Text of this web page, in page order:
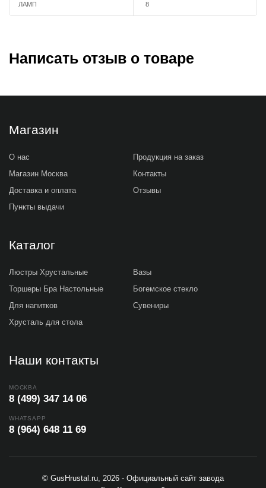
ЛАМП 8
Написать отзыв о товаре
Магазин
О нас
Магазин Москва
Доставка и оплата
Пункты выдачи
Продукция на заказ
Контакты
Отзывы
Каталог
Люстры Хрустальные
Торшеры Бра Настольные
Для напитков
Хрусталь для стола
Вазы
Богемское стекло
Сувениры
Наши контакты
МОСКВА
8 (499) 347 14 06
WHATSAPP
8 (964) 648 11 69
© GusHrustal.ru, 2026 - Официальный сайт завода